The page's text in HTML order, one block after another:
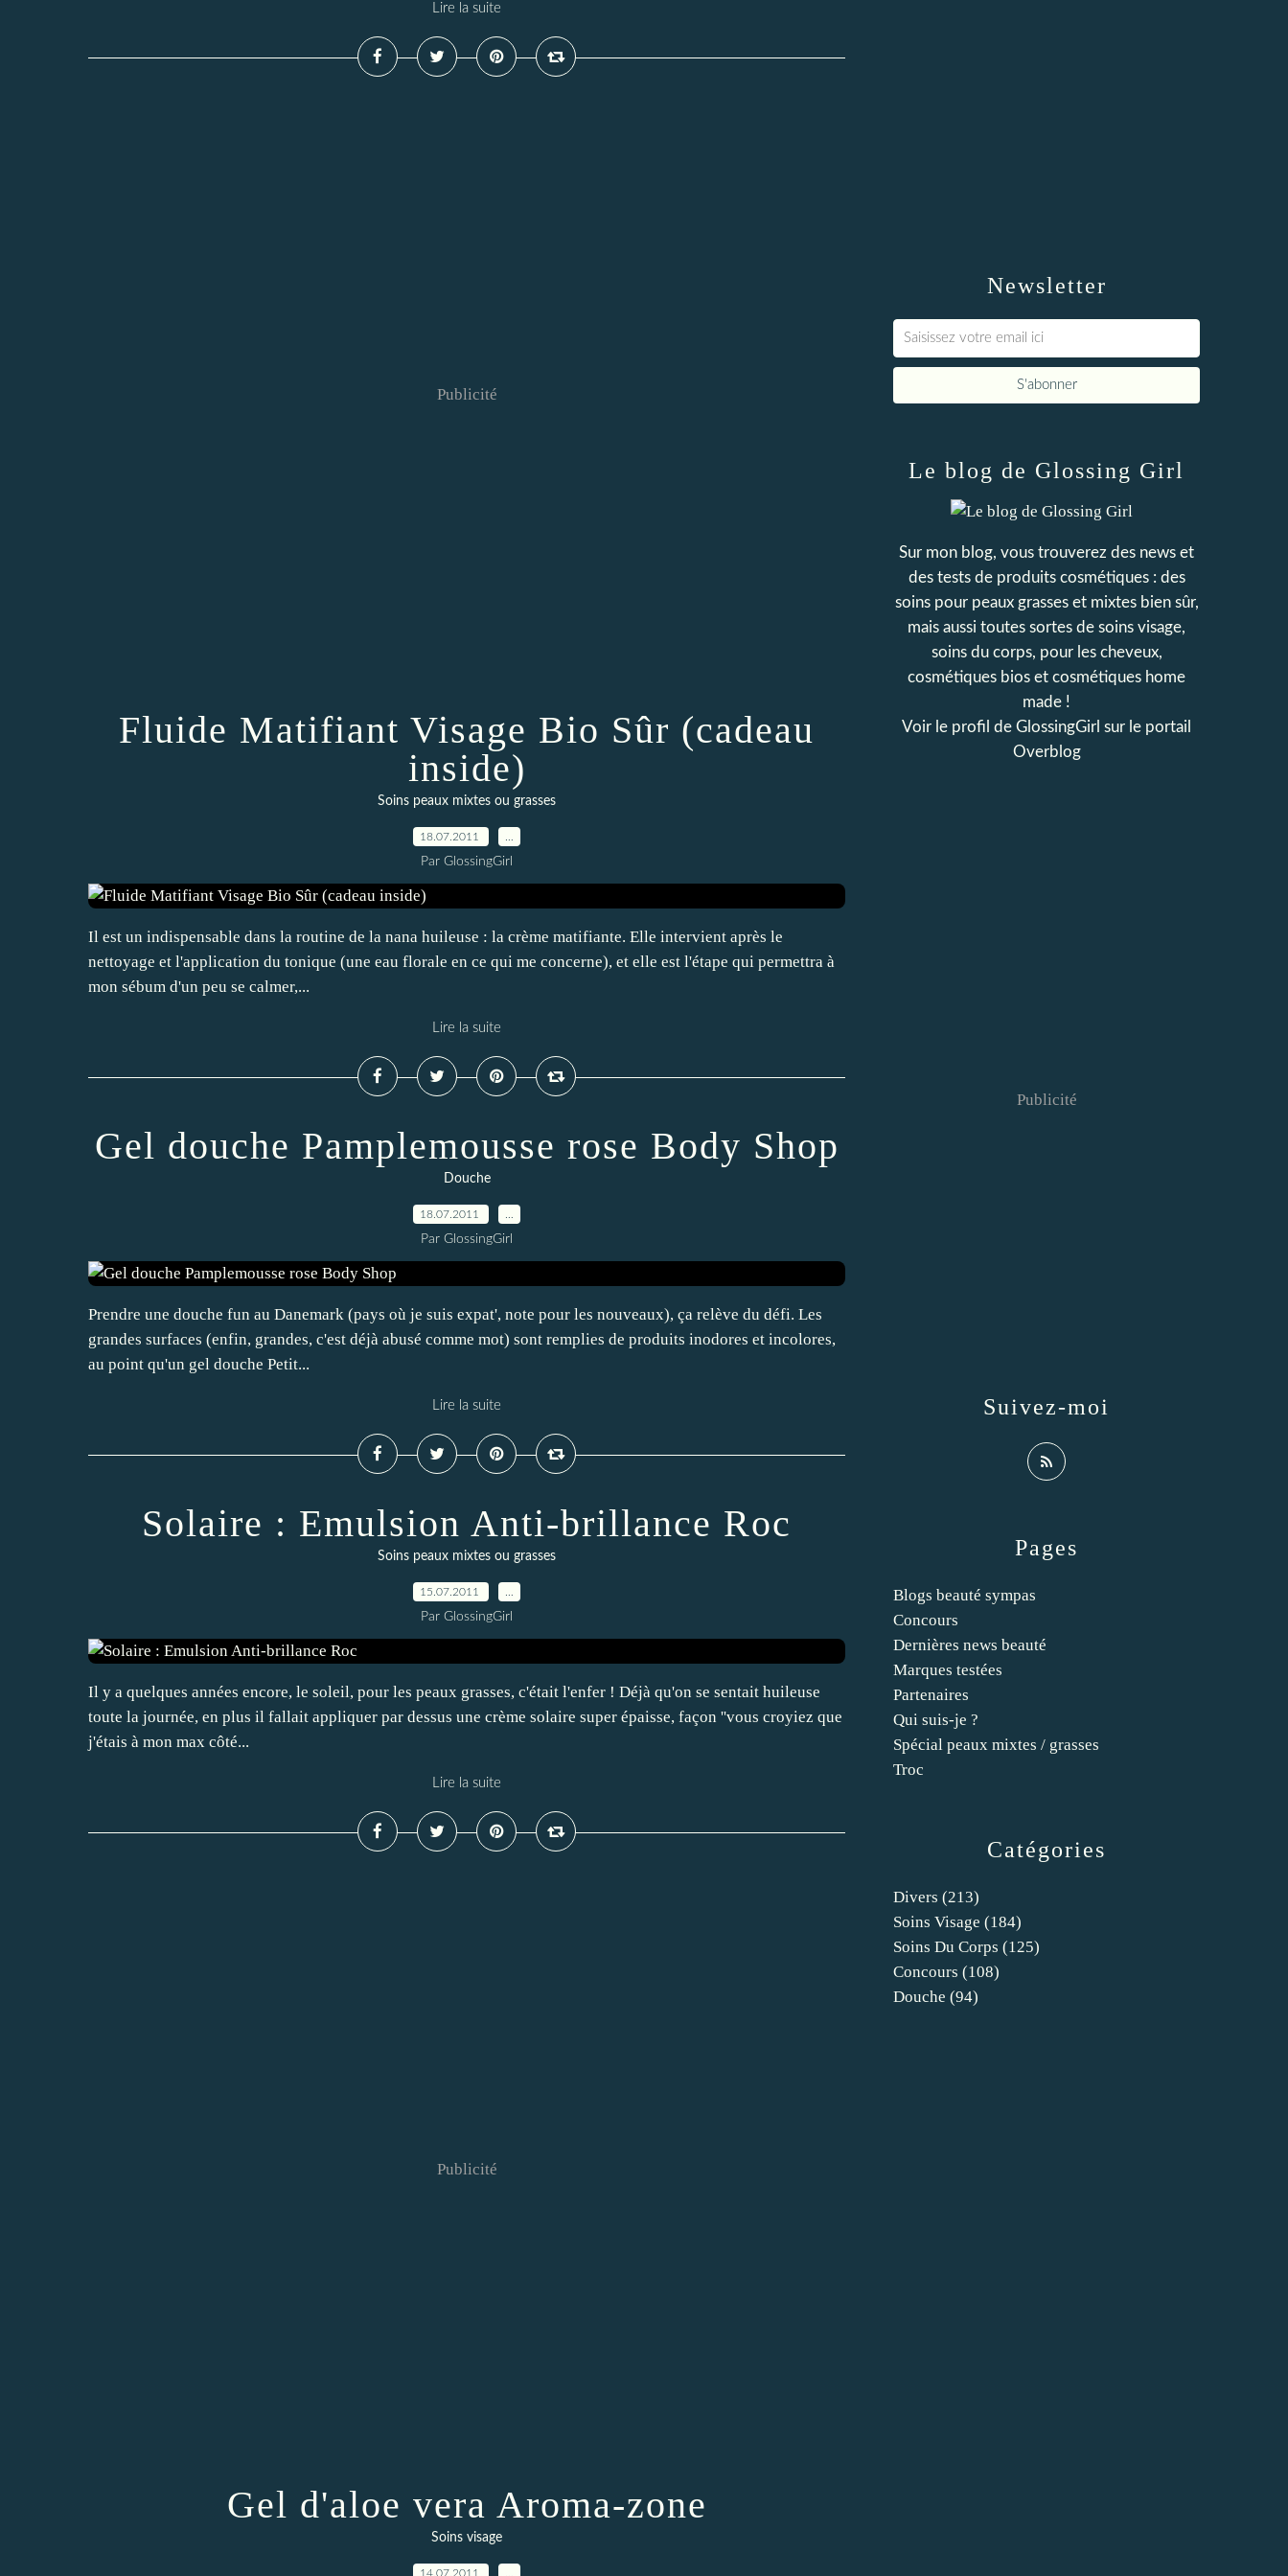
Lire la suite
Publicité
Fluide Matifiant Visage Bio Sûr (cadeau
inside)
Soins peaux mixtes ou grasses
18.07.2011
Par GlossingGirl
Il est un indispensable dans la routine de la nana huileuse : la crème matifiante. Elle intervient après le
nettoyage et l'application du tonique (une eau florale en ce qui me concerne), et elle est l'étape qui permettra à
mon sébum d'un peu se calmer,...
Lire la suite
Gel douche Pamplemousse rose Body Shop
Douche
18.07.2011
Par GlossingGirl
Prendre une douche fun au Danemark (pays où je suis expat', note pour les nouveaux), ça relève du défi. Les
grandes surfaces (enfin, grandes, c'est déjà abusé comme mot) sont remplies de produits inodores et incolores,
au point qu'un gel douche Petit...
Lire la suite
Solaire : Emulsion Anti-brillance Roc
Soins peaux mixtes ou grasses
15.07.2011
Par GlossingGirl
Il y a quelques années encore, le soleil, pour les peaux grasses, c'était l'enfer ! Déjà qu'on se sentait huileuse
toute la journée, en plus il fallait appliquer par dessus une crème solaire super épaisse, façon ''vous croyiez que
j'étais à mon max côté...
Lire la suite
Publicité
Gel d'aloe vera Aroma-zone
Soins visage
14.07.2011
Newsletter
Catégories
Divers (213)
Soins Visage (184)
Soins Du Corps (125)
Concours (108)
Douche (94)
Pages
Blogs beauté sympas
Concours
Dernières news beauté
Marques testées
Partenaires
Qui suis-je ?
Spécial peaux mixtes / grasses
Troc
Le blog de Glossing Girl
Sur mon blog, vous trouverez des news et
des tests de produits cosmétiques : des
soins pour peaux grasses et mixtes bien sûr,
mais aussi toutes sortes de soins visage,
soins du corps, pour les cheveux,
cosmétiques bios et cosmétiques home
made !
Voir le profil de GlossingGirl sur le portail
Overblog
Suivez-moi
Publicité